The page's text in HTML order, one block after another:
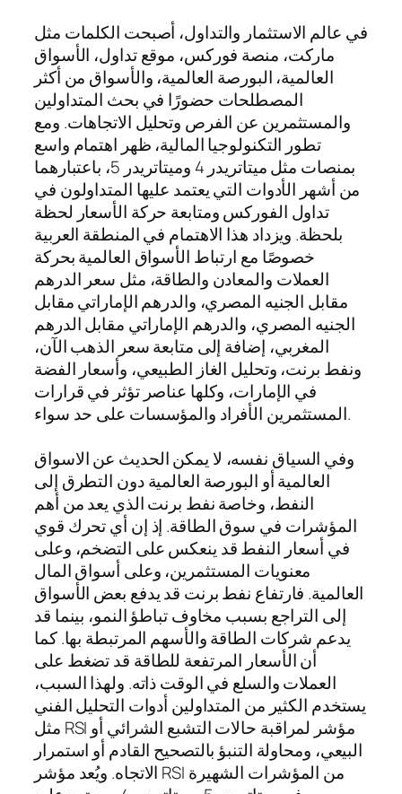
في عالم الاستثمار والتداول، أصبحت الكلمات مثل
ماركت، منصة فوركس، موقع تداول، الأسواق
العالمية، البورصة العالمية، والأسواق من أكثر
المصطلحات حضورًا في بحث المتداولين
والمستثمرين عن الفرص وتحليل الاتجاهات. ومع
تطور التكنولوجيا المالية، ظهر اهتمام واسع
بمنصات مثل ميتاتريدر 4 وميتاتريدر 5، باعتبارهما
من أشهر الأدوات التي يعتمد عليها المتداولون في
تداول الفوركس ومتابعة حركة الأسعار لحظة
بلحظة. ويزداد هذا الاهتمام في المنطقة العربية
خصوصًا مع ارتباط الأسواق العالمية بحركة
العملات والمعادن والطاقة، مثل سعر الدرهم
مقابل الجنيه المصري، والدرهم الإماراتي مقابل
الجنيه المصري، والدرهم الإماراتي مقابل الدرهم
المغربي، إضافة إلى متابعة سعر الذهب الآن،
ونفط برنت، وتحليل الغاز الطبيعي، وأسعار الفضة
في الإمارات، وكلها عناصر تؤثر في قرارات
المستثمرين الأفراد والمؤسسات على حد سواء.
وفي السياق نفسه، لا يمكن الحديث عن الاسواق
العالمية أو البورصة العالمية دون التطرق إلى
النفط، وخاصة نفط برنت الذي يعد من أهم
المؤشرات في سوق الطاقة. إذ إن أي تحرك قوي
في أسعار النفط قد ينعكس على التضخم، وعلى
معنويات المستثمرين، وعلى أسواق المال
العالمية. فارتفاع نفط برنت قد يدفع بعض الأسواق
إلى التراجع بسبب مخاوف تباطؤ النمو، بينما قد
يدعم شركات الطاقة والأسهم المرتبطة بها. كما
أن الأسعار المرتفعة للطاقة قد تضغط على
العملات والسلع في الوقت ذاته. ولهذا السبب،
يستخدم الكثير من المتداولين أدوات التحليل الفني
مثل RSI مؤشر لمراقبة حالات التشبع الشرائي أو
البيعي، ومحاولة التنبؤ بالتصحيح القادم أو استمرار
الاتجاه. ويُعد مؤشر RSI من المؤشرات الشهيرة